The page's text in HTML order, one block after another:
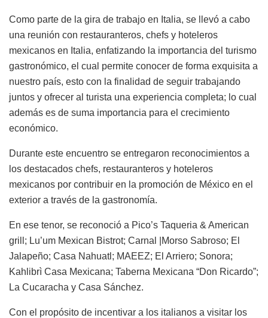
Como parte de la gira de trabajo en Italia, se llevó a cabo
una reunión con restauranteros, chefs y hoteleros
mexicanos en Italia, enfatizando la importancia del turismo
gastronómico, el cual permite conocer de forma exquisita a
nuestro país, esto con la finalidad de seguir trabajando
juntos y ofrecer al turista una experiencia completa; lo cual
además es de suma importancia para el crecimiento
económico.
Durante este encuentro se entregaron reconocimientos a
los destacados chefs, restauranteros y hoteleros
mexicanos por contribuir en la promoción de México en el
exterior a través de la gastronomía.
En ese tenor, se reconoció a Pico’s Taqueria & American
grill; Lu’um Mexican Bistrot; Carnal |Morso Sabroso; El
Jalapeño; Casa Nahuatl; MAEEZ; El Arriero; Sonora;
Kahlibrì Casa Mexicana; Taberna Mexicana “Don Ricardo”;
La Cucaracha y Casa Sánchez.
Con el propósito de incentivar a los italianos a visitar los